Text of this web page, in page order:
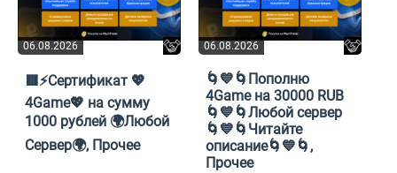
06.08.2026
🟥⚡️Сертификат 💖
4Game💖 на сумму
1000 рублей 🌍Любой
Сервер🌍, Прочее
06.08.2026
🌀💙🌀Пополню
4Game на 30000 RUB
🌀💙🌀Любой сервер
🌀💙🌀Читайте
описание🌀💙🌀,
Прочее